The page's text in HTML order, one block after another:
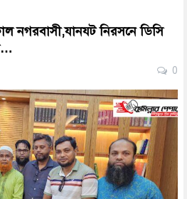
নগরবাসী,যানযট নিরসনে ডিসি
0